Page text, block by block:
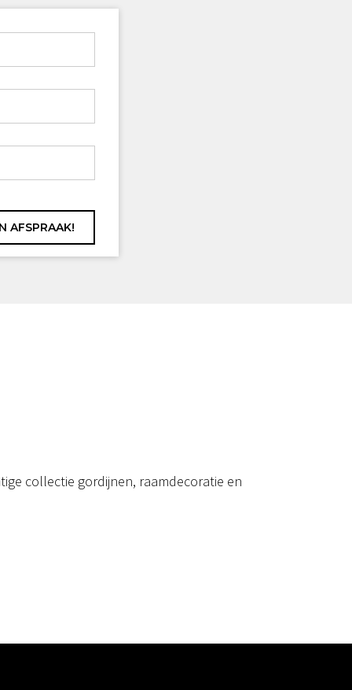
collectie gordijnen, raamdecoratie en